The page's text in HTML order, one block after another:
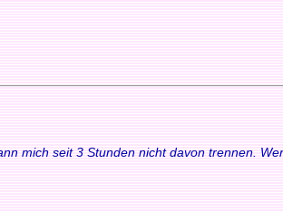
mich seit 3 Stunden nicht davon trennen.